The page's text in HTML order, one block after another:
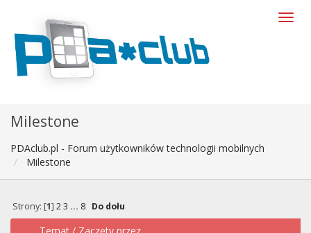
Milestone
PDAclub.pl - Forum użytkowników technologii mobilnych
Milestone
Strony: [1] 2 3 ... 8 Do dołu
Temat / Zaczęty przez